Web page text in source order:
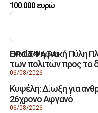
100.000 ευρώ
ΑΝΑΖΗΤΗΣΗ
ΠΡΟΣΦΑΤΑ
Ενιαία Ψηφιακή Πύλη
των πολιτών προς το
06/08/2026
Κυψέλη: Δίωξη για
26χρονο Αφγανό
06/08/2026